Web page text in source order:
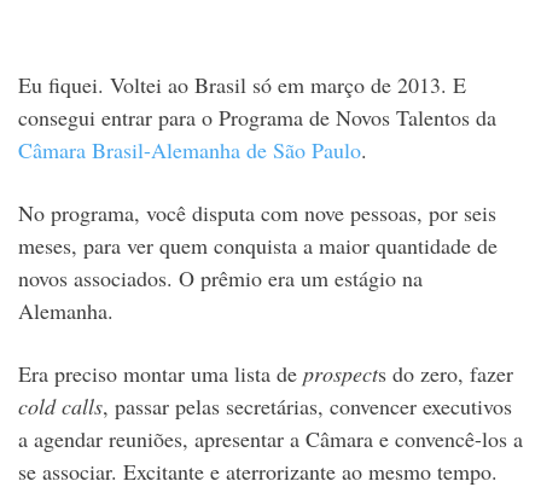
Eu fiquei. Voltei ao Brasil só em março de 2013. E
consegui entrar para o Programa de Novos Talentos da
Câmara Brasil-Alemanha de São Paulo.
No programa, você disputa com nove pessoas, por seis
meses, para ver quem conquista a maior quantidade de
novos associados. O prêmio era um estágio na
Alemanha.
Era preciso montar uma lista de prospects do zero, fazer
cold calls, passar pelas secretárias, convencer executivos
a agendar reuniões, apresentar a Câmara e convencê-los a
se associar. Excitante e aterrorizante ao mesmo tempo.